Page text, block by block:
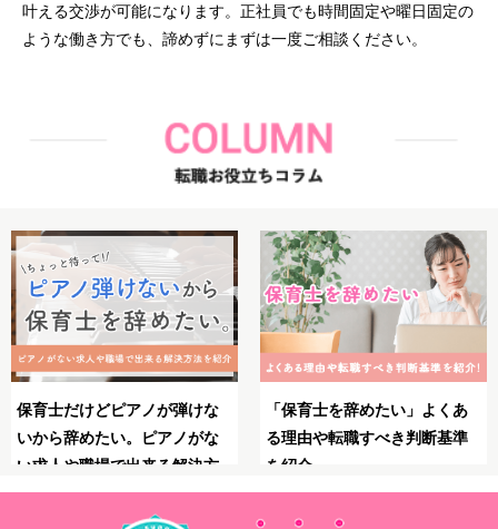
叶える交渉が可能になります。正社員でも時間固定や曜日固定の
ような働き方でも、諦めずにまずは一度ご相談ください。
保育士としてのブランクが不
安！復職・再就職の前にやっ
ておくべきことや必要な準備
を解説！
保育士のやりがいとは？魅
力・大変さ・やりがいを感
る瞬間を紹介！